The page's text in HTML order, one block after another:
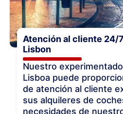
Atención al cliente 24/
Lisbon
Nuestro
Lisboa puede
de atención al cliente
sus alquileres de
necesidades de